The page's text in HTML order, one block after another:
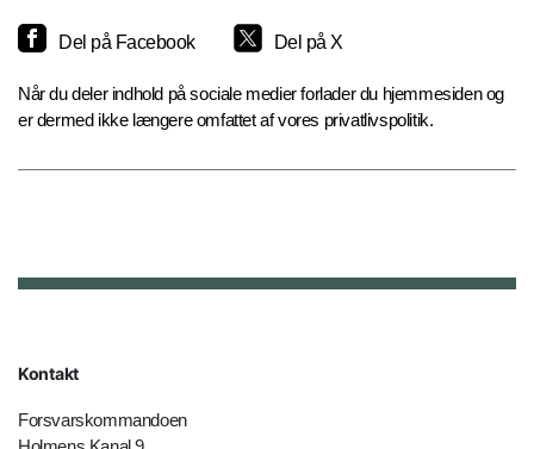
Del på Facebook Del på X
Når du deler indhold på sociale medier forlader du hjemmesiden og
er dermed ikke længere omfattet af vores privatlivspolitik.
Kontakt
Forsvarskommandoen